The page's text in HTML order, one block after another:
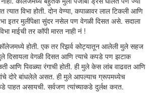
त्यात विभा होती. दोन वेण्या, कपाळावर लाल टिकली आणि
इतर मुलींपेक्षा सुंदर नसेल पण वेगळी दिसत असे. सदाला
माईची तर कॉपी मारत नाही नं !
होती. एक तर रिझर्व कोट्यातून आलेली मुले सहज
वेगळी दिसत आणि त्याचे कपडे पण झटाक
आणि पिवळ्या रंगाची होती. ही मुले केस लांब वाढवत आणि
दोरे बांधलेले असत. ही मुले आपल्याच ग्रूपमध्येच
असायची. सर्वजण त्यांच्याकडे दुर्लक्ष करत.